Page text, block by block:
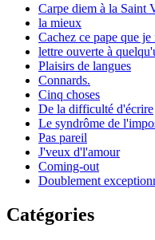
Carpe diem à la Saint
la mieux
Cachez ce pape que
lettre ouverte à
Plaisirs de langues
Connards.
Cinq choses
De la difficulté d'écrire
Le syndrôme de
Pas pareil
J'veux d'l'amour
Coming-out
Doublement
Catégories